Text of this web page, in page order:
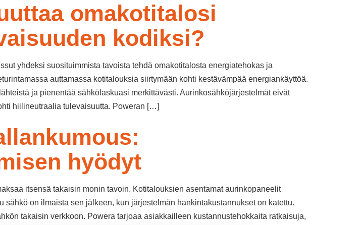
omakotitalosi
kodiksi?
yhdeksi suosituimmista tavoista tehdä omakotitalosta energiatehokas ja
auttamassa kotitalouksia siirtymään kohti kestävämpää energiankäyttöä.
ja pienentää sähkölaskuasi merkittävästi. Aurinkosähköjärjestelmät eivät
hiilineutraalia tulevaisuutta. Poweran […]
hyödyt
itsensä takaisin monin tavoin. Kotitalouksien asentamat aurinkopaneelit
on ilmaista sen jälkeen, kun järjestelmän hankintakustannukset on katettu.
takaisin verkkoon. Powera tarjoaa asiakkailleen kustannustehokkaita ratkaisuja,